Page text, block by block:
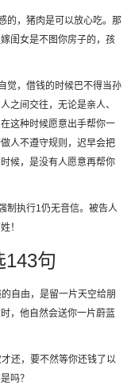
的，猪肉是可以放心吃。那
闺女是不图你房子的，孩
觉，借钱的时候巴不得当孙
之间交往，无论是亲人、
这种时候愿意出手帮你一
人不遵守规则，迟早会把
候，是没有人愿意再帮你
制执行1仍无音信。被告人
！
143句
自由，是留一片天空给朋
，他自然会送你一片蔚蓝
还，要不然等你还钱了以
吗？